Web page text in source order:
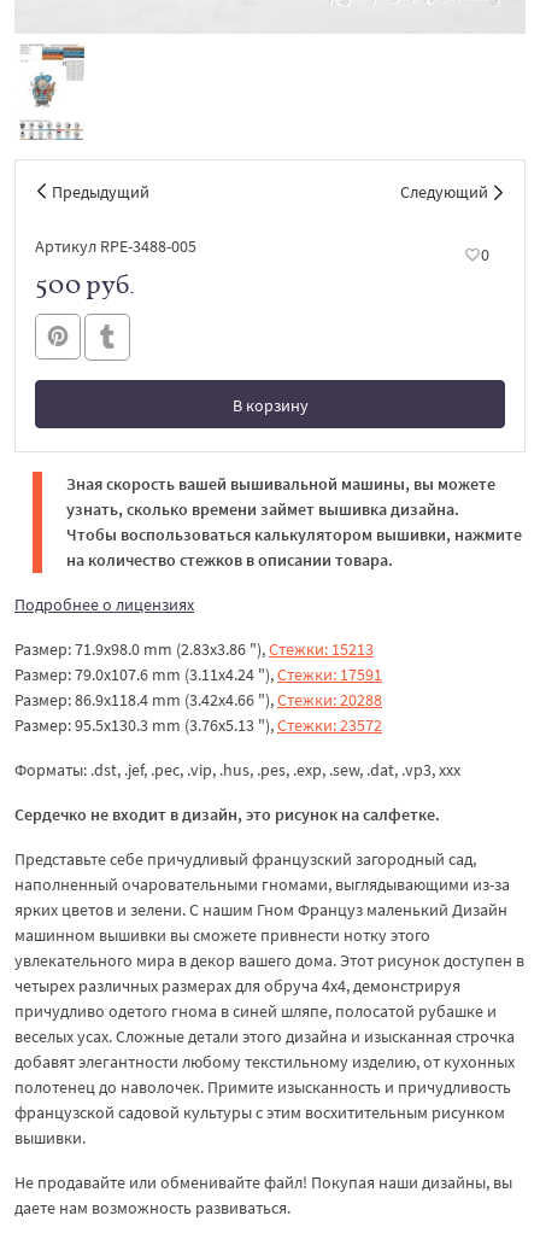
Предыдущий Следующий
Артикул RPE-3488-005 0
500 руб.
В корзину
В корзине
Зная скорость вашей вышивальной машины, вы можете
узнать, сколько времени займет вышивка дизайна.
Чтобы воспользоваться калькулятором вышивки, нажмите
на количество стежков в описании товара.
Подробнее о лицензиях
Размер: 71.9x98.0 mm (2.83x3.86 "),Стежки: 15213
Размер: 79.0x107.6 mm (3.11x4.24 "),Стежки: 17591
Размер: 86.9x118.4 mm (3.42x4.66 "),Стежки: 20288
Размер: 95.5x130.3 mm (3.76x5.13 "),Стежки: 23572
Форматы: .dst, .jef, .pec, .vip, .hus, .pes, .exp, .sew, .dat, .vp3, xxx
Сердечко не входит в дизайн, это рисунок на салфетке.
Представьте себе причудливый французский загородный сад,
наполненный очаровательными гномами, выглядывающими из-за
ярких цветов и зелени. С нашим Гном Француз маленький Дизайн
машинном вышивки вы сможете привнести нотку этого
увлекательного мира в декор вашего дома. Этот рисунок доступен в
четырех различных размерах для обруча 4x4, демонстрируя
причудливо одетого гнома в синей шляпе, полосатой рубашке и
веселых усах. Сложные детали этого дизайна и изысканная строчка
добавят элегантности любому текстильному изделию, от кухонных
полотенец до наволочек. Примите изысканность и причудливость
французской садовой культуры с этим восхитительным рисунком
вышивки.
Не продавайте или обменивайте файл! Покупая наши дизайны, вы
даете нам возможность развиваться.